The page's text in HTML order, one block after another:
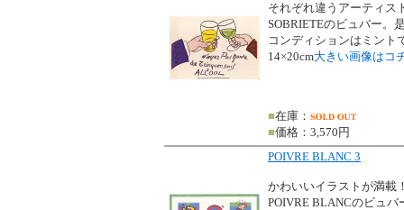
それぞれ違うアーティス
SOBRIETEのビュバー。
コンディションはミント
14×20cm大きい画像はコ
■在庫：
■価格：3,570円
POIVRE BLANC 3
かわいいイラストが満載
POIVRE BLANCのビュ